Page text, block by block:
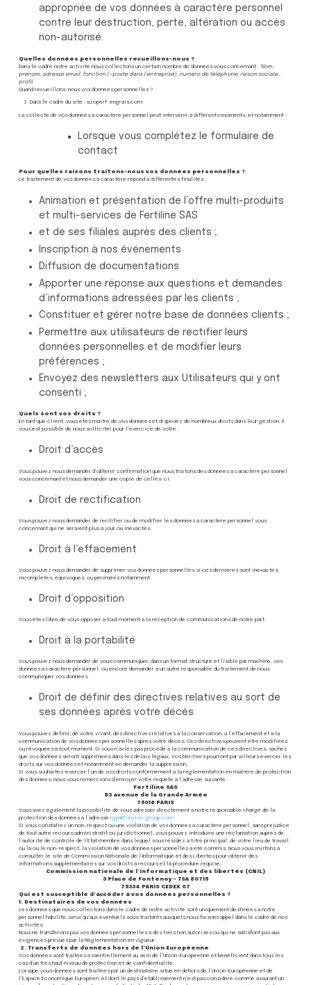
appropriée de vos données à caractère personnel
contre leur destruction, perte, altération ou accès
non-autorisé.
Quelles données personnelles recueillons-nous ?
Dans le cadre notre activité nous collectons un certain nombre de données vous concernant : Nom,
prénom, adresse email, fonction (=poste dans l’entreprise), numéro de téléphone, raison sociale.,
profil
Quand recueillons-nous vos données personnelles ?
Dans le cadre du site : azoperf-engrais.com
La collecte de vos données à caractère personnel peut intervenir à différents moments, et notamment :
Lorsque vous complétez le formulaire de
contact
Pour quelles raisons traitons-nous vos données personnelles ?
Le traitement de vos données à caractère répond à différentes finalités :
Animation et présentation de l’offre multi-produits
et multi-services de Fertiline SAS
et de ses filiales auprès des clients ;
Inscription à nos événements
Diffusion de documentations
Apporter une réponse aux questions et demandes
d’informations adressées par les clients ;
Constituer et gérer notre base de données clients ;
Permettre aux utilisateurs de rectifier leurs
données personnelles et de modifier leurs
préférences ;
Envoyez des newsletters aux Utilisateurs qui y ont
consenti ;
Quels sont vos droits ?
En tant que client, vous êtes maître de vos données et disposez de nombreux droits dans leur gestion. Il
vous est possible de nous solliciter pour l’exercice de votre :
Droit d’accès
Vous pouvez nous demander d’obtenir confirmation que nous traitons des données à caractère personnel
vous concernant et nous demander une copie de celles-ci.
Droit de rectification
Vous pouvez nous demander de rectifier ou de modifier les données à caractère personnel vous
concernant qui ne seraient plus à jour ou inexactes.
Droit à l’effacement
Vous pouvez nous demander de supprimer vos données personnelles si ces dernières sont inexactes,
incomplètes, équivoques, ou périmées notamment.
Droit d’opposition
Vous êtes libre de vous opposer à tout moment à la réception de communications de notre part.
Droit à la portabilité
Vous pouvez nous demander de vous communiquer, dans un format structuré et lisible par machine, vos
données à caractère personnel, ou encore demander à un autre responsable du traitement de nous
communiquer vos données.
Droit de définir des directives relatives au sort de
ses données après votre décès
Vous pouvez définir, de votre vivant, des directives relatives à la conservation, à l’effacement et à la
communication de vos données personnelles après votre décès. Ces directives peuvent être modifiées
ou révoquées à tout moment. Si vous n’aviez pas procédé à la communication de ces directives, sachez
que vos données seront supprimées dans les délais légaux. Vos héritiers pourront par ailleurs exercer les
droits sur vos données et notamment en demander la suppression.
Si vous souhaitez exercer l’un de vos droits conformément à la réglementation en matière de protection
des données, nous vous remercions d’envoyer votre requête à l’adresse suivante :
Fertiline SAS
83 avenue de la Grande Armée
75016 PARIS
Vous avez également la possibilité de vous adresser directement à notre responsable chargé de la
protection des données à l’adressergpd@invivo-group.com
Si vous constatiez un non-respect ou une violation de vos données à caractère personnel, sans préjudice
de tout autre recours administratif ou juridictionnel, vous pouvez introduire une réclamation auprès de
l’autorité de contrôle de l’Etat membre dans lequel vous résidez à titre principal, de votre lieu de travail
ou là où le non-respect, la violation de vos données personnelles a été commis. Nous vous invitons à
consulter le site de Commission Nationale de l’Informatique et des Libertés pour obtenir des
informations supplémentaires sur vos droits à recours et la procédure requise.
Commission nationale de l’informatique et des libertés (CNIL)
3 Place de Fontenoy – TSA 80715
75334 PARIS CEDEX 07
Qui est susceptible d’accéder à vos données personnelles ?
1. Destinataires de vos données
Les données que nous collectons dans le cadre de notre activité sont uniquement destinées à notre
personnel habilité, ainsi qu’aux éventuels sous-traitants auxquels nous faisons appel dans le cadre de nos
activités.
Nous ne transférons pas vos données personnelles à des tiers non autorisés ou qui ne satisfont pas aux
exigences prévues par la Règlementation en vigueur.
2. Transferts de données hors de l’Union Européenne
Vos données sont traitées essentiellement au sein de l’Union-Européenne et bénéficient dans tous les
cas d’un très haut niveau de protection et de confidentialité.
Lorsque vous données sont traitées par un destinataire situé en dehors de l’Union-Européenne et de
l’Espace Economique Européen, et dont le pays d’établissement n’est pas considéré comme assurant un